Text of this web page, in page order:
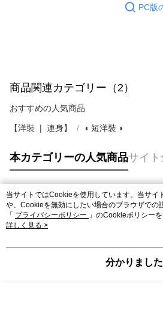
PC版
商品関連カテゴリー（2）
おすすめの人気商品
【洋裝 ❘ 連身】 ◖ 短洋裝 ◗
本カテゴリーの人気商品サイ
人気タグ
当サイトではCookieを使用しています。当サイ
や、Cookieを無効にしたい場合のブラウザでの
「 プライバシーポリシー 」のCookieポリシー
が、当サイトを引き続き使用される場合、当社
詳しく見る >
分かりました